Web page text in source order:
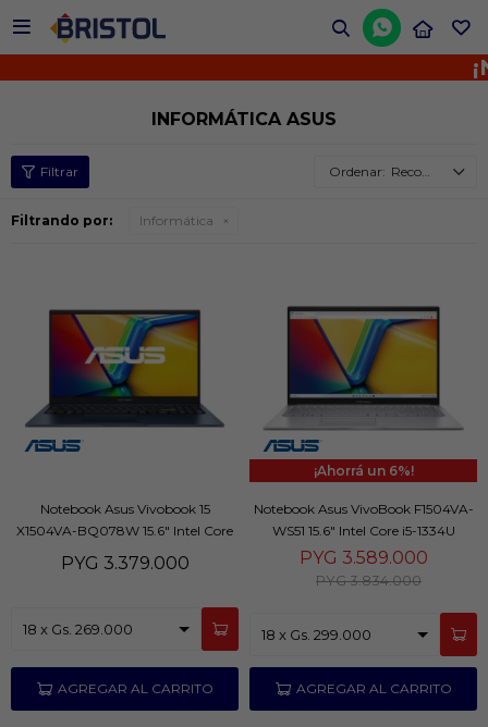


INFORMÁTICA ASUS
Recomendados
Filtrando por: Informática
Notebook Asus Vivobook 15
X1504VA-BQ078W 15.6" Intel Core
i3-1315U 512GB/8GB
PYG 3.379.000
6
Notebook Asus VivoBook F1504VA-
WS51 15.6" Intel Core i5-1334U
512/8GB
PYG 3.589.000
PYG 3.834.000